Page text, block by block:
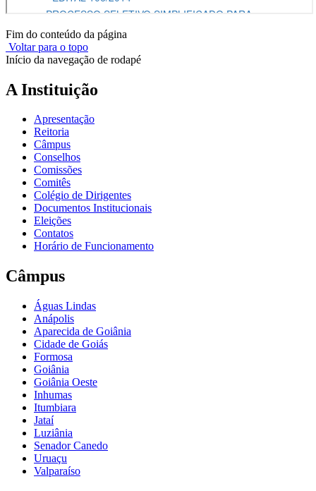
Fim do conteúdo da página
Voltar para o topo
Início da navegação de rodapé
A Instituição
Apresentação
Reitoria
Câmpus
Conselhos
Comissões
Comitês
Colégio de Dirigentes
Documentos Institucionais
Eleições
Contatos
Horário de Funcionamento
Câmpus
Águas Lindas
Anápolis
Aparecida de Goiânia
Cidade de Goiás
Formosa
Goiânia
Goiânia Oeste
Inhumas
Itumbiara
Jataí
Luziânia
Senador Canedo
Uruaçu
Valparaíso